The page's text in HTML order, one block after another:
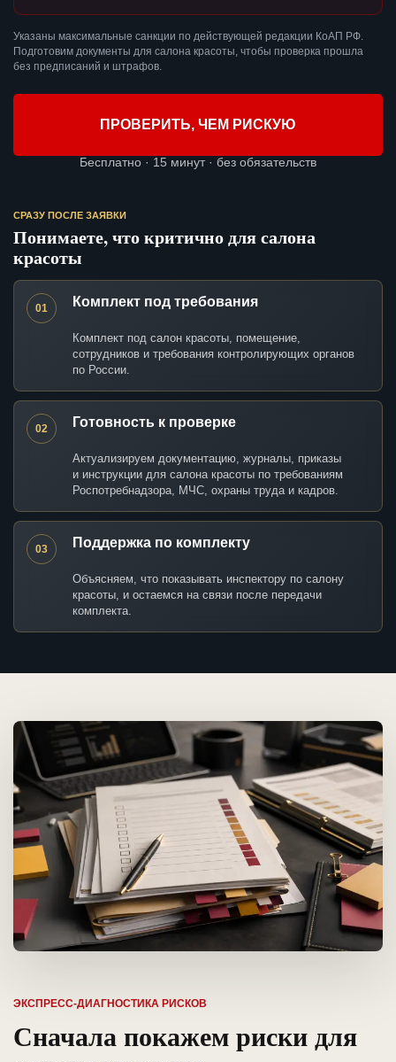
Указаны максимальные санкции по действующей редакции КоАП РФ.
Подготовим документы для салона красоты, чтобы проверка прошла
без предписаний и штрафов.
ПРОВЕРИТЬ, ЧЕМ РИСКУЮ
Бесплатно · 15 минут · без обязательств
СРАЗУ ПОСЛЕ ЗАЯВКИ
Понимаете, что критично для салона
красоты
01 Комплект под требования
Комплект под салон красоты, помещение,
сотрудников и требования контролирующих органов
по России.
02 Готовность к проверке
Актуализируем документацию, журналы, приказы
и инструкции для салона красоты по требованиям
Роспотребнадзора, МЧС, охраны труда и кадров.
03 Поддержка по комплекту
Объясняем, что показывать инспектору по салону
красоты, и остаемся на связи после передачи
комплекта.
ЭКСПРЕСС-ДИАГНОСТИКА РИСКОВ
Сначала покажем риски для